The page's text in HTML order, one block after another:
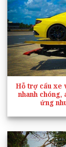
Hỗ trợ cẩu xe
nhanh chóng,
ứng